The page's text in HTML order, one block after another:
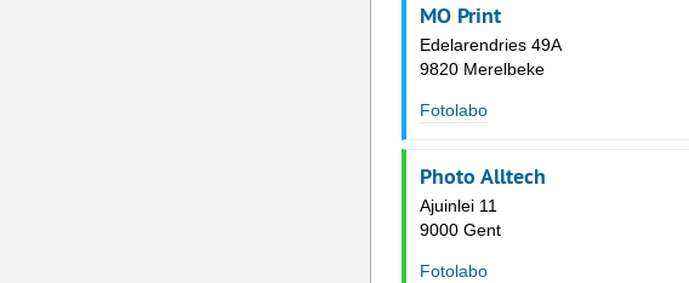
MO Print
Edelarendries 49A
9820 Merelbeke
Fotolabo
Photo Alltech
Ajuinlei 11
9000 Gent
Fotolabo